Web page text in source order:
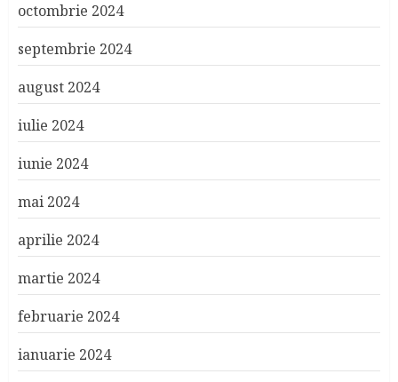
octombrie 2024
septembrie 2024
august 2024
iulie 2024
iunie 2024
mai 2024
aprilie 2024
martie 2024
februarie 2024
ianuarie 2024